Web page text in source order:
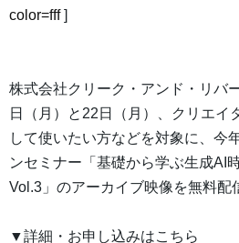
color=fff]
株式会社クリーク・アンド・リバ
日（月）と22日（月）、クリエイ
して使いたい方などを対象に、今
ンセミナー「基礎から学ぶ生成AI
Vol.3」のアーカイブ映像を無料配
▼詳細・お申し込みはこちら